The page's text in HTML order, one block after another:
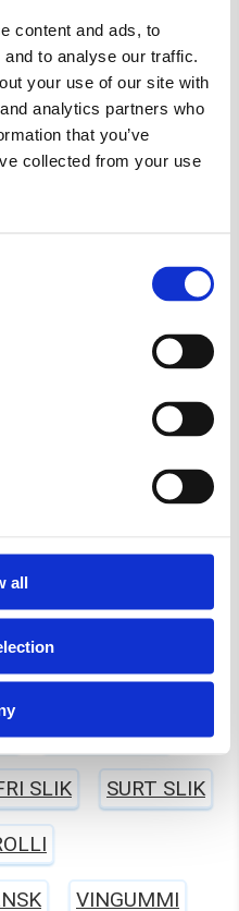
content and ads, to
to analyse our traffic.
your use of our site with
analytics partners who
that you’ve
collected from your use
all
BARNEDÅB
PEOPLE
FØDSELSDAG
HALLOWEEN
SKITTLES
SLIKKEPIND
SLIK SURT SLIK
VINGUMMI